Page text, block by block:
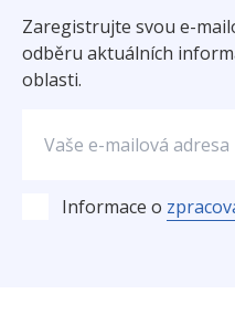
Zaregistrujte svou e-
odběru aktuálních
oblasti.
Informace o